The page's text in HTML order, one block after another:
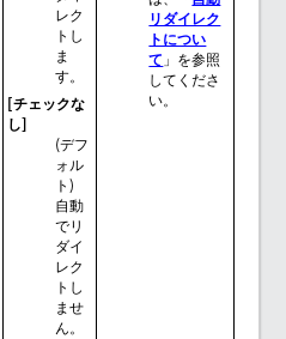
レク
トし
ま
す。
[チェックな
し]
(デフ
ォル
ト)
自動
でリ
ダイ
レク
トし
ませ
ん。
リダイレク
トについ
て 」を参照
してくださ
い。